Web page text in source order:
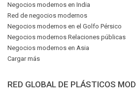
Negocios modernos en India
Red de negocios modernos
Negocios modernos en el Golfo Pérsico
Negocios modernos Relaciones públicas
Negocios modernos en Asia
Cargar más
RED GLOBAL DE PLÁSTICOS